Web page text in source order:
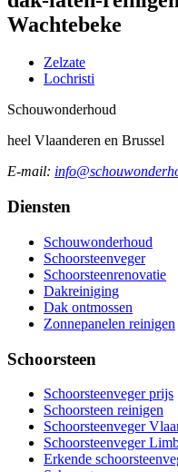
Wachtebeke
Zelzate
Lochristi
Schouwonderhoud
heel Vlaanderen en Brussel
E-mail:
Diensten
Schouwonderhoud
Schoorsteenveger
Schoorsteenrenovatie
Dakreiniging
Dak ontmossen
Zonnepanelen reinigen
Schoorsteen
Schoorsteenveger prijs
Schoorsteen reinigen
Schoorsteenveger
Schoorsteenveger
Erkende